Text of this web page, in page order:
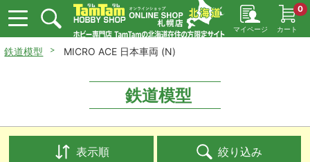
マイページ カート
0
鉄道模型 MICRO ACE 日本車両 (N)
鉄道模型
表示順 絞り込み